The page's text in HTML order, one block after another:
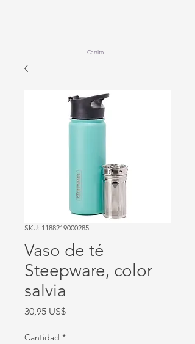
Carrito
SKU: 1188219000285
Vaso de té
Steepware, color
salvia
30,95 US$Precio
Cantidad *